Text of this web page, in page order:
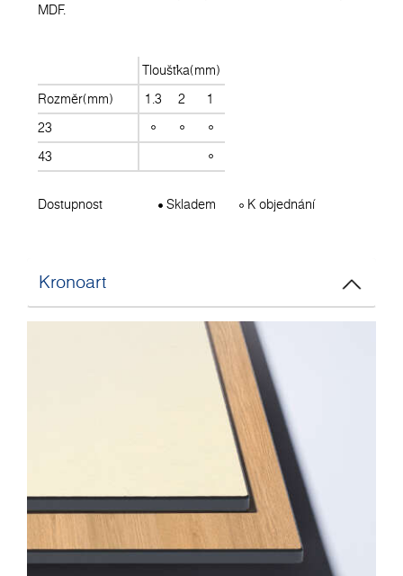
MDF.
Tloušťka(mm)
Rozměr(mm)
1.3 2
1
23
43
Dostupnost Skladem K objednání
Kronoart